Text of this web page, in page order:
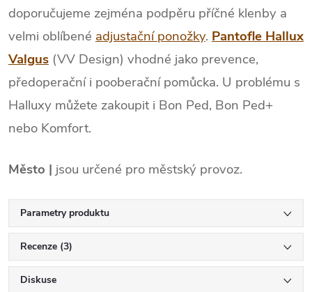
doporučujeme zejména podpěru příčné klenby a
velmi oblíbené adjustační ponožky. Pantofle Hallux
Valgus (VV Design) vhodné jako prevence,
předoperační i pooberační pomůcka. U problému s
Halluxy můžete zakoupit i Bon Ped, Bon Ped+
nebo Komfort.
Město | jsou určené pro městský provoz.
Parametry produktu
Recenze (3)
Diskuse